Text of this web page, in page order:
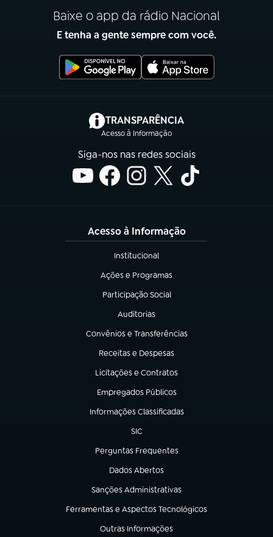
Baixe o app da rádio Nacional
E tenha a gente sempre com você.
TRANSPARÊNCIA
Acesso à Informação
(abre em nova aba)
Siga-nos nas redes sociais
Acesso à Informação
Institucional
(abre em nova aba)
Ações e Programas
(abre em nova aba)
Participação Social
(abre em nova aba)
Auditorias
(abre em nova aba)
Convênios e Transferências
(abre em nova aba)
Receitas e Despesas
(abre em nova aba)
Licitações e Contratos
(abre em nova aba)
Empregados Públicos
(abre em nova aba)
Informações Classificadas
(abre em nova aba)
SIC
(abre em nova aba)
Perguntas Frequentes
(abre em nova aba)
Dados Abertos
(abre em nova aba)
Sanções Administrativas
(abre em nova aba)
Ferramentas e Aspectos Tecnológicos
(abre em nova aba)
Outras Informações
(abre em nova aba)